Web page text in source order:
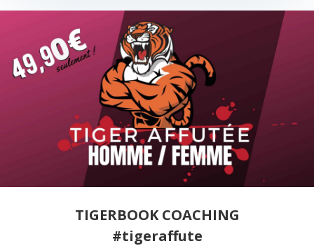
TIGERBOOKCOACHING
#tigeraffute